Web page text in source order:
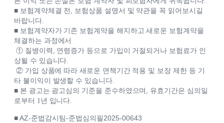
■ 보험계약체결 전, 보험상품 설명서 및 약관을 꼭 읽어보시길
바랍니다.
■ 보험계약자가 기존 보험계약을 해지하고 새로운 보험계약을
체결하는 과정에서
① 질병이력, 연령증가 등으로 가입이 거절되거나 보험료가 인
상될 수 있습니다.
② 가입 상품에 따라 새로운 면책기간 적용 및 보장 제한 등 기
타 불이익이 발생할 수 있습니다.
■ 본 광고는 광고심의 기준을 준수하였으며, 유효기간은 심의일
로부터 1년 입니다.
■ AZ-준법감시팀-준법심의필2025-00643